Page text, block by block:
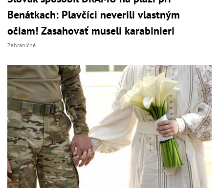
Benátkach: Plavčíci neverili vlastným
očiam! Zasahovať museli karabinieri
Zahraničné